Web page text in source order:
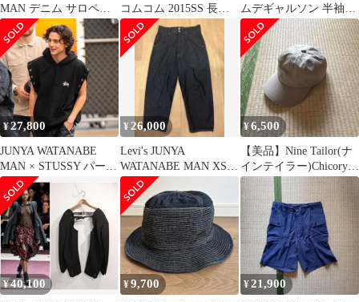
MAN デニム サロペッ
ト リーバイスレッド
コムコム 2015SS 長袖
ステッチブラウス
ムデギャルソン 半袖T
シャツ
¥27,800
JUNYA WATANABE
MAN × STUSSY パーカ
ー Mサイズ
¥ 26,000
Levi's JUNYA
WATANABE MAN XS
ダークデニム
¥6,500
【美品】Nine Tailor(ナ
インテイラー)Chicory
Cap
¥40,100 ¥9,700 ¥21,900